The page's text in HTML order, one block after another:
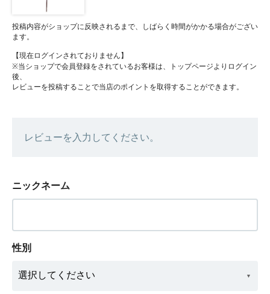
投稿内容がショップに反映されるまで、しばらく時間がかかる場合がござい
ます。
【現在ログインされておりません】
※当ショップで会員登録をされているお客様は、トップページよりログイン
後、
レビューを投稿することで当店のポイントを取得することができます。
レビューを入力してください。
ニックネーム
性別